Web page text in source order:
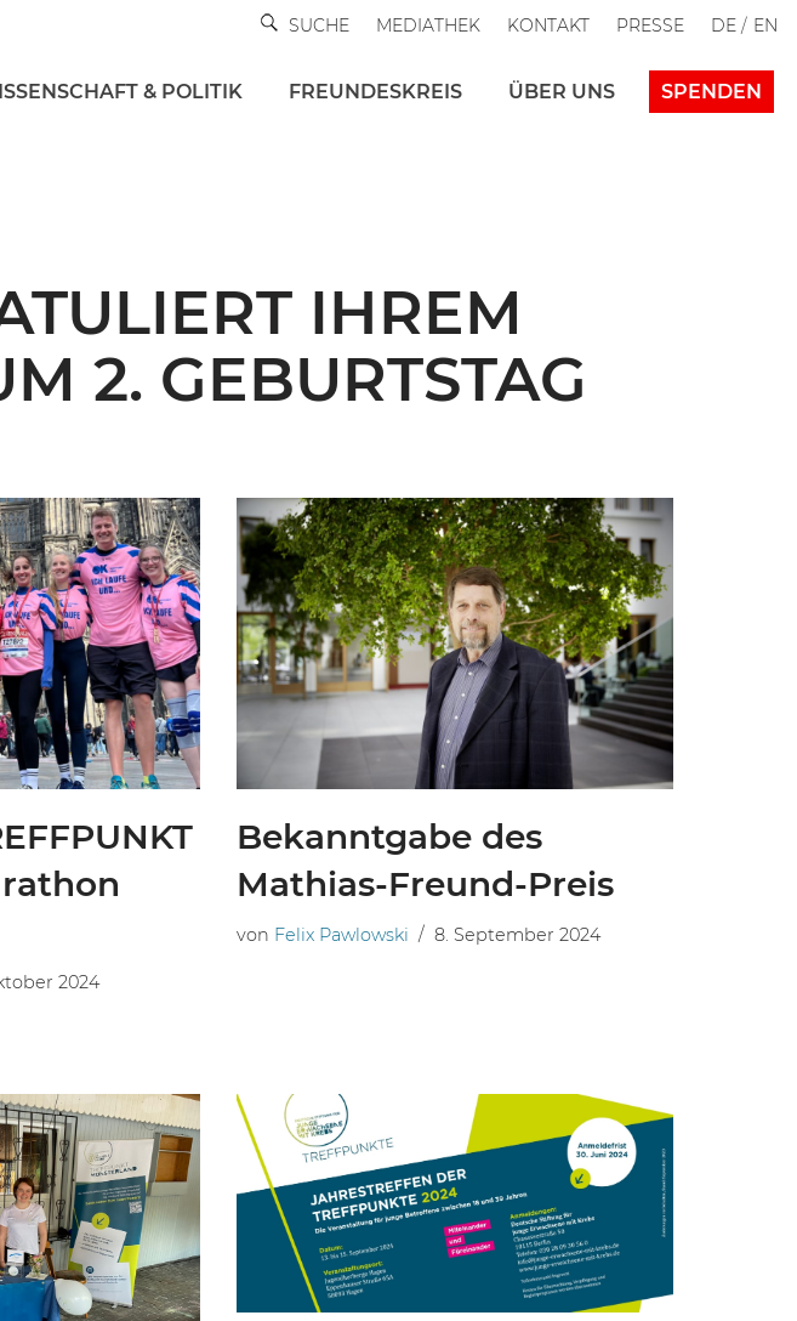
SUCHE MEDIATHEK KONTAKT PRESSE DE EN
& POLITIK FREUNDESKREIS ÜBER UNS SPENDEN
IHREM
2. GEBURTSTAG
2024
Bekanntgabe des
Mathias-Freund-Preis
von Felix Pawlowski 8. September 2024